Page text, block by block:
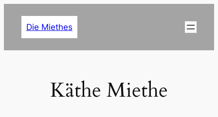
Die Miethes
Käthe Miethe